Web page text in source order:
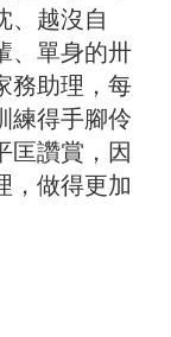
、越沒自
、單身的卅
務助理，每
練得手腳伶
匡讚賞，因
，做得更加